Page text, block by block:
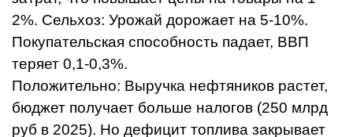
2%. Сельхоз: Урожай дорожает на 5-10%.
Покупательская способность падает, ВВП
теряет 0,1-0,3%.
Положительно: Выручка нефтяников растет,
бюджет получает больше налогов (250 млрд
руб в 2025). Но дефицит топлива закрывает